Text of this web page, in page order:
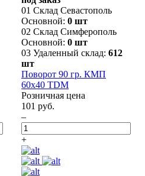
01 Склад Севастополь
Основной: 0 шт
02 Склад Симферополь
Основной: 0 шт
03 Удаленный склад: 612
шт
Поворот 90 гр. КМП
60х40 TDM
Розничная цена
101 руб.
–
+